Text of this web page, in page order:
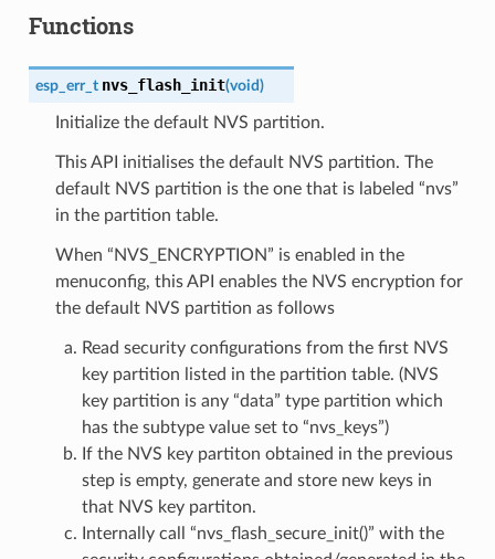
Functions
esp_err_t nvs_flash_init(void)
Initialize the default NVS partition.
This API initialises the default NVS partition. The
default NVS partition is the one that is labeled “nvs”
in the partition table.
When “NVS_ENCRYPTION” is enabled in the
menuconfig, this API enables the NVS encryption for
the default NVS partition as follows
Read security configurations from the first NVS
key partition listed in the partition table. (NVS
key partition is any “data” type partition which
has the subtype value set to “nvs_keys”)
If the NVS key partiton obtained in the previous
step is empty, generate and store new keys in
that NVS key partiton.
Internally call “nvs_flash_secure_init()” with the